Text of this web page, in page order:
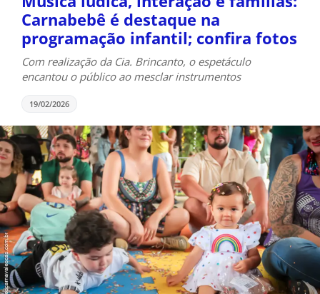
Carnabebê é destaque na
programação infantil; confira fotos
Com realização da Cia. Brincanto, o espetáculo
encantou o público ao mesclar instrumentos
19/02/2026